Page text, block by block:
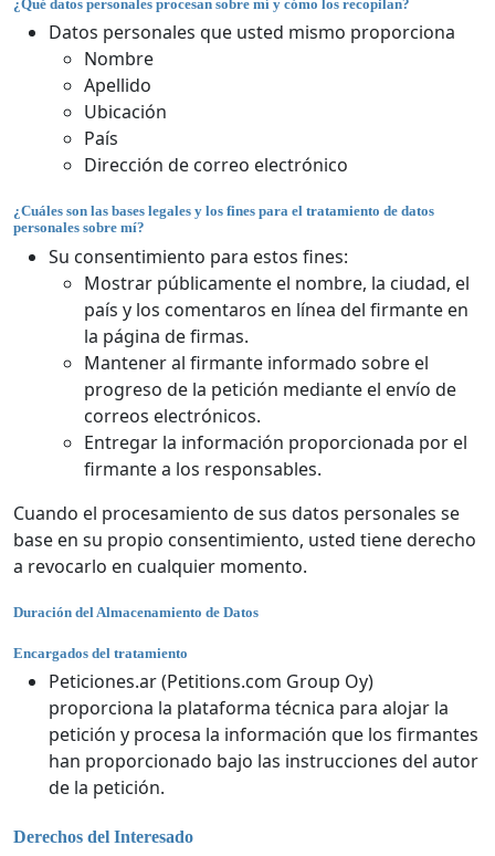
¿Qué datos personales procesan sobre mí y cómo los recopilan?
Datos personales que usted mismo proporciona
Nombre
Apellido
Ubicación
País
Dirección de correo electrónico
¿Cuáles son las bases legales y los fines para el tratamiento de datos
personales sobre mí?
Su consentimiento para estos fines:
Mostrar públicamente el nombre, la ciudad, el
país y los comentaros en línea del firmante en
la página de firmas.
Mantener al firmante informado sobre el
progreso de la petición mediante el envío de
correos electrónicos.
Entregar la información proporcionada por el
firmante a los responsables.
Cuando el procesamiento de sus datos personales se
base en su propio consentimiento, usted tiene derecho
a revocarlo en cualquier momento.
Duración del Almacenamiento de Datos
Encargados del tratamiento
Peticiones.ar (Petitions.com Group Oy)
proporciona la plataforma técnica para alojar la
petición y procesa la información que los firmantes
han proporcionado bajo las instrucciones del autor
de la petición.
Derechos del Interesado